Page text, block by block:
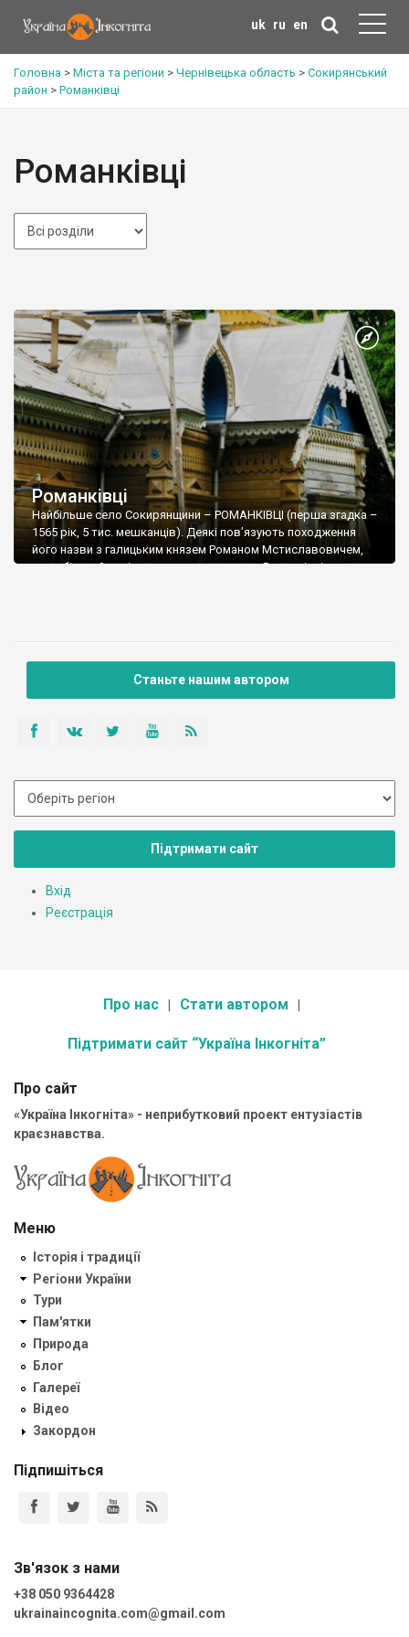
uk ru en
Головна > Міста та регіони > Чернівецька область > Сокирянський
район > Романківці
Романківці
Романківці
Найбільше село Сокирянщини – РОМАНКІВЦІ (перша згадка –
1565 рік, 5 тис. мешканців). Деякі пов’язують походження
його назви з галицьким князем Романом Мстиславовичем,
хоча, більш ймовірно, що своєю назвою Романківці
Станьте нашим автором
Підтримати сайт
Вхід
Реєстрація
Про нас Стати автором
Підтримати сайт “Україна Інкогніта”
Про сайт
«Україна Інкогніта» - неприбутковий проект ентузіастів
краєзнавства.
Меню
Історія і традиції
Регіони України
Тури
Пам'ятки
Природа
Блог
Галереї
Відео
Закордон
Підпишіться
Зв'язок з нами
+38 050 9364428
ukrainaincognita.com@gmail.com